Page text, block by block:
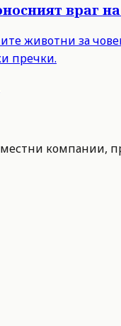
враг
животни за
пречки.
компании,